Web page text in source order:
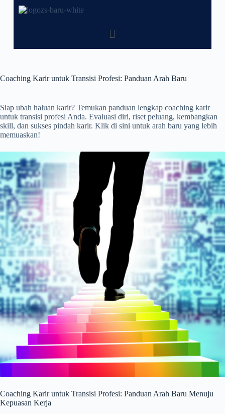
Coaching Karir untuk Transisi Profesi: Panduan Arah Baru
Siap ubah haluan karir? Temukan panduan lengkap coaching karir
untuk transisi profesi Anda. Evaluasi diri, riset peluang, kembangkan
skill, dan sukses pindah karir. Klik di sini untuk arah baru yang lebih
memuaskan!
Coaching Karir untuk Transisi Profesi: Panduan Arah Baru Menuju
Kepuasan Kerja